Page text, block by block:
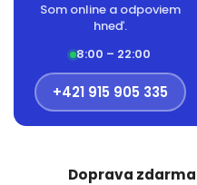
Som online a odpoviem
hneď.
8:00 – 22:00
+421 915 905 335
Doprava zdarma